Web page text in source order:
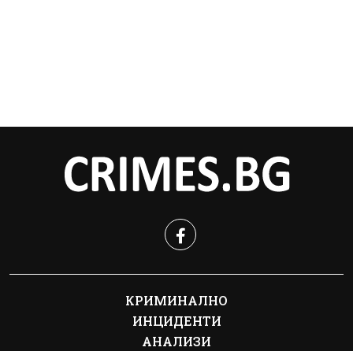
КРИМИНАЛНО
ИНЦИДЕНТИ
АНАЛИЗИ